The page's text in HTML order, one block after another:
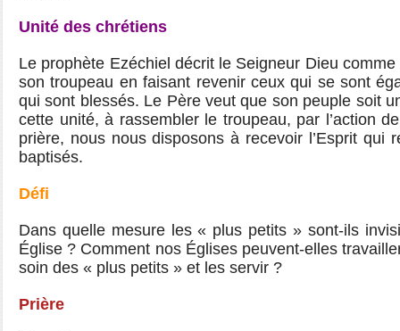
Unité des chrétiens
Le prophète Ezéchiel décrit le Seigneur Dieu
son troupeau en faisant revenir ceux qui se sont
qui sont blessés. Le Père veut que son peuple soit
cette unité, à rassembler le troupeau, par l’action
prière, nous nous disposons à recevoir l’Esprit qui
baptisés.
Défi
Dans quelle mesure les « plus petits » sont-ils
Église ? Comment nos Églises peuvent-elles
soin des « plus petits » et les servir ?
Prière